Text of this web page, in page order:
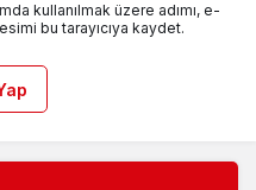
kullanılmak üzere adımı, e-
bu tarayıcıya kaydet.